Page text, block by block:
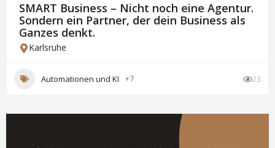
SMART Business – Nicht noch eine Agentur.
Sondern ein Partner, der dein Business als
Ganzes denkt.
Karlsruhe
Automationen und KI +7 23